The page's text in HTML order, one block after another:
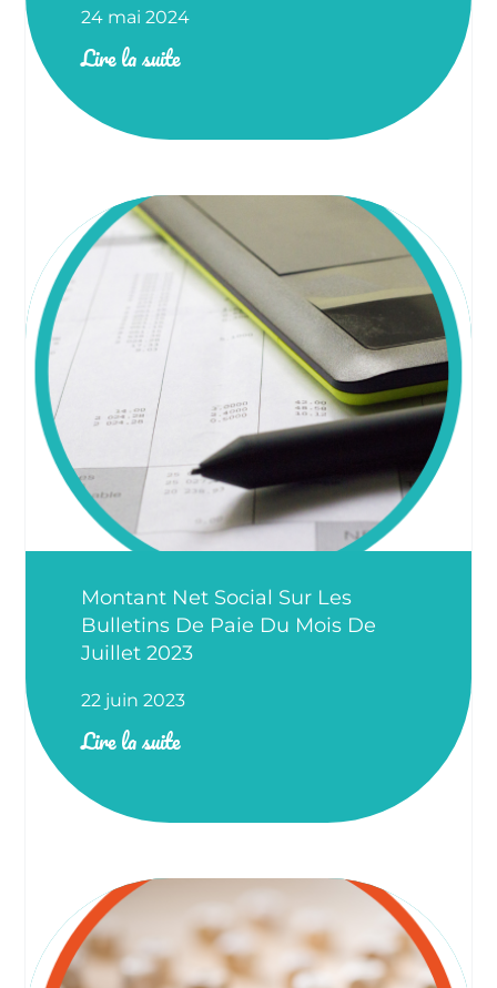
24 mai 2024
Lire la suite
Montant Net Social Sur Les
Bulletins De Paie Du Mois De
Juillet 2023
22 juin 2023
Lire la suite